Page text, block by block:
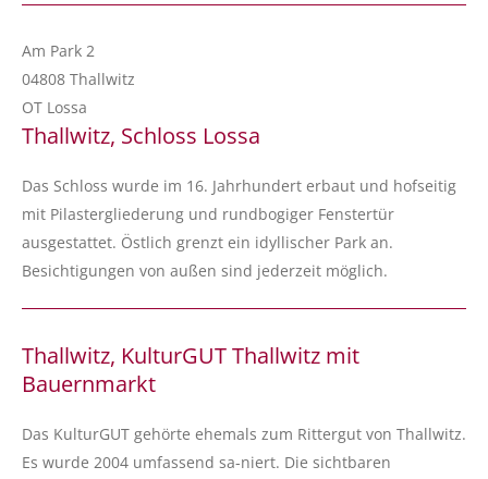
Am Park 2
04808 Thallwitz
OT Lossa
Thallwitz, Schloss Lossa
Das Schloss wurde im 16. Jahrhundert erbaut und hofseitig
mit Pilastergliederung und rundbogiger Fenstertür
ausgestattet. Östlich grenzt ein idyllischer Park an.
Besichtigungen von außen sind jederzeit möglich.
Thallwitz, KulturGUT Thallwitz mit
Bauernmarkt
Das KulturGUT gehörte ehemals zum Rittergut von Thallwitz.
Es wurde 2004 umfassend sa-niert. Die sichtbaren